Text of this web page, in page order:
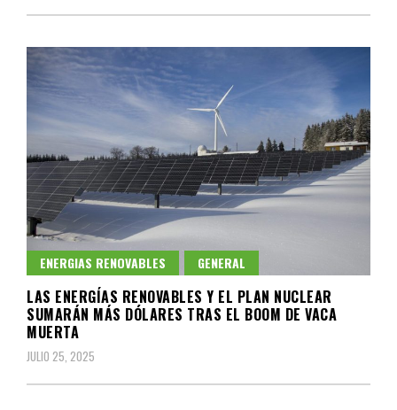
ENERGIAS RENOVABLES GENERAL
LAS ENERGÍAS RENOVABLES Y EL PLAN NUCLEAR
SUMARÁN MÁS DÓLARES TRAS EL BOOM DE VACA
MUERTA
JULIO 25, 2025